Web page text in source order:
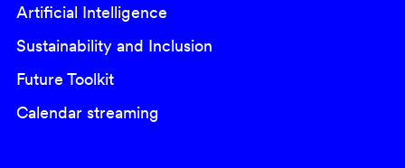
Artificial Intelligence
Sustainability and Inclusion
Future Toolkit
Calendar streaming